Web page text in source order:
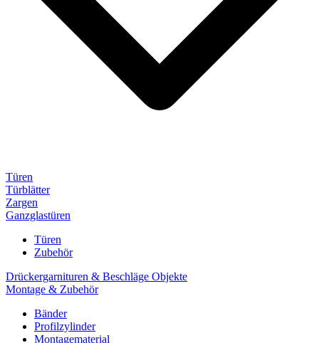
Türen
Türblätter
Zargen
Ganzglastüren
Türen
Zubehör
Drückergarnituren & Beschläge Objekte
Montage & Zubehör
Bänder
Profilzylinder
Montagematerial